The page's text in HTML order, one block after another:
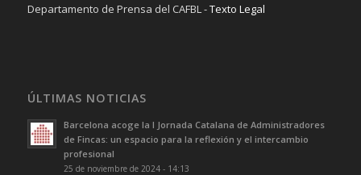
Departamento de Prensa del CAFBL -Texto Legal
ÚLTIMAS NOTICIAS
Barcelona acoge la I Jornada Catalana de Administradores
de Fincas: un espacio para la reflexión y el intercambio
profesional
25 de noviembre de 2024 - 14:13